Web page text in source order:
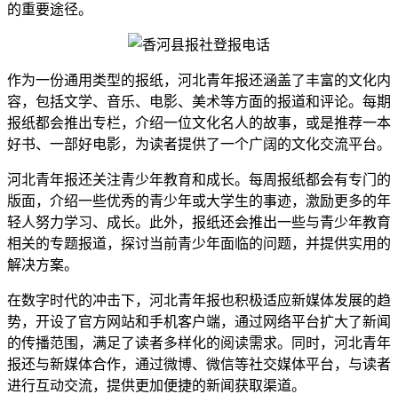
的重要途径。
作为一份通用类型的报纸，河北青年报还涵盖了丰富的文化内
容，包括文学、音乐、电影、美术等方面的报道和评论。每期
报纸都会推出专栏，介绍一位文化名人的故事，或是推荐一本
好书、一部好电影，为读者提供了一个广阔的文化交流平台。
河北青年报还关注青少年教育和成长。每周报纸都会有专门的
版面，介绍一些优秀的青少年或大学生的事迹，激励更多的年
轻人努力学习、成长。此外，报纸还会推出一些与青少年教育
相关的专题报道，探讨当前青少年面临的问题，并提供实用的
解决方案。
在数字时代的冲击下，河北青年报也积极适应新媒体发展的趋
势，开设了官方网站和手机客户端，通过网络平台扩大了新闻
的传播范围，满足了读者多样化的阅读需求。同时，河北青年
报还与新媒体合作，通过微博、微信等社交媒体平台，与读者
进行互动交流，提供更加便捷的新闻获取渠道。